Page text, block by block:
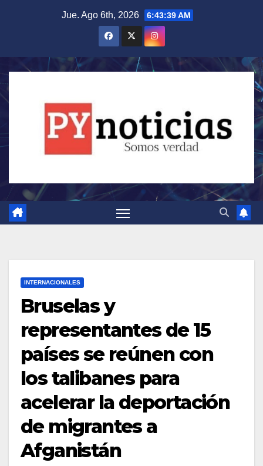
Jue. Ago 6th, 2026 6:43:40 AM
INTERNACIONALES
Bruselas y
representantes de 15
países se reúnen con
los talibanes para
acelerar la deportación
de migrantes a
Afganistán